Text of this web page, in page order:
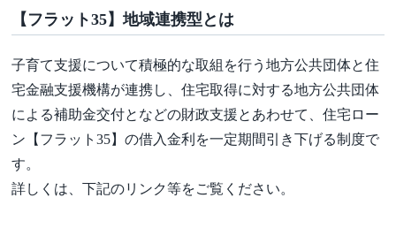
【フラット35】地域連携型とは
子育て支援について積極的な取組を行う地方公共団体と住
宅金融支援機構が連携し、住宅取得に対する地方公共団体
による補助金交付となどの財政支援とあわせて、住宅ロー
ン【フラット35】の借入金利を一定期間引き下げる制度で
す。
詳しくは、下記のリンク等をご覧ください。